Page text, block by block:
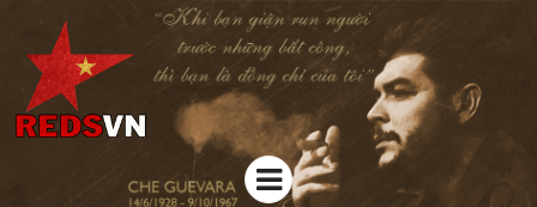
Kênh chia sẻ tri thức cộng đồng
Menu